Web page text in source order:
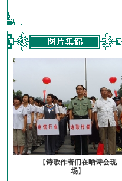
【诗歌作者们在晒诗会现
场】